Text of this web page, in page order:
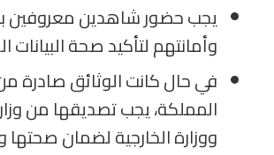
يجب حضور شاهدين
وأمانتهم لتأكيد صحة
في حال كانت الوثائق صادرة
المملكة، يجب تصديقها من
ووزارة الخارجية لضمان صحتها